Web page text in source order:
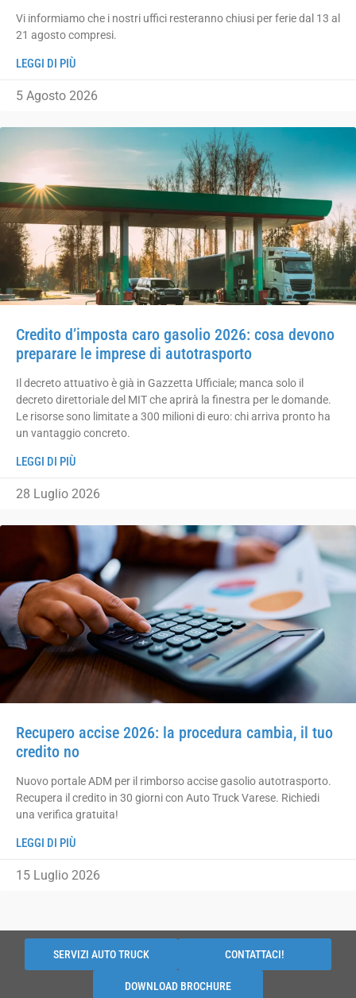
Vi informiamo che i nostri uffici resteranno chiusi per ferie dal 13 al
21 agosto compresi.
LEGGI DI PIÙ
5 Agosto 2026
Credito d’imposta caro gasolio 2026: cosa devono
preparare le imprese di autotrasporto
Il decreto attuativo è già in Gazzetta Ufficiale; manca solo il
decreto direttoriale del MIT che aprirà la finestra per le domande.
Le risorse sono limitate a 300 milioni di euro: chi arriva pronto ha
un vantaggio concreto.
LEGGI DI PIÙ
28 Luglio 2026
Recupero accise 2026: la procedura cambia, il tuo
credito no
Nuovo portale ADM per il rimborso accise gasolio autotrasporto.
Recupera il credito in 30 giorni con Auto Truck Varese. Richiedi
una verifica gratuita!
LEGGI DI PIÙ
15 Luglio 2026
SERVIZI AUTO TRUCK CONTATTACI!
DOWNLOAD BROCHURE